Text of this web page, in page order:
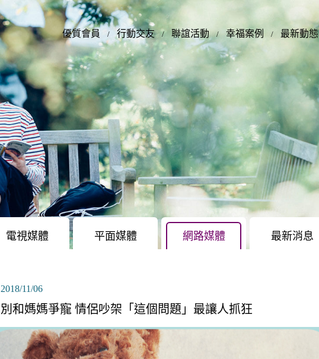
優質會員 行動交友 聯誼活動 幸福案例 最新動態
電視媒體 平面媒體 網路媒體 最新消息
2018/11/06
別和媽媽爭寵 情侶吵架「這個問題」最讓人抓狂